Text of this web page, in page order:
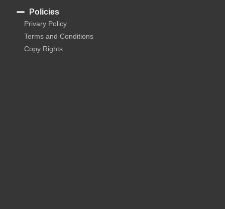
Policies
Privary Policy
Terms and Conditions
Copy Rights